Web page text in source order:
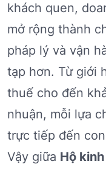
khách quen,
mở rộng thành
pháp lý và vận
tạp hơn. Từ giới
thuế cho đến
nhuận, mỗi lựa
trực tiếp đến
Vậy giữa Hộ